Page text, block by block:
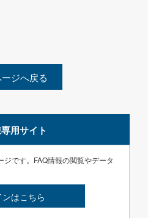
ジへ戻る
用サイト
です。FAQ情報の閲覧やデータ
ンはこちら